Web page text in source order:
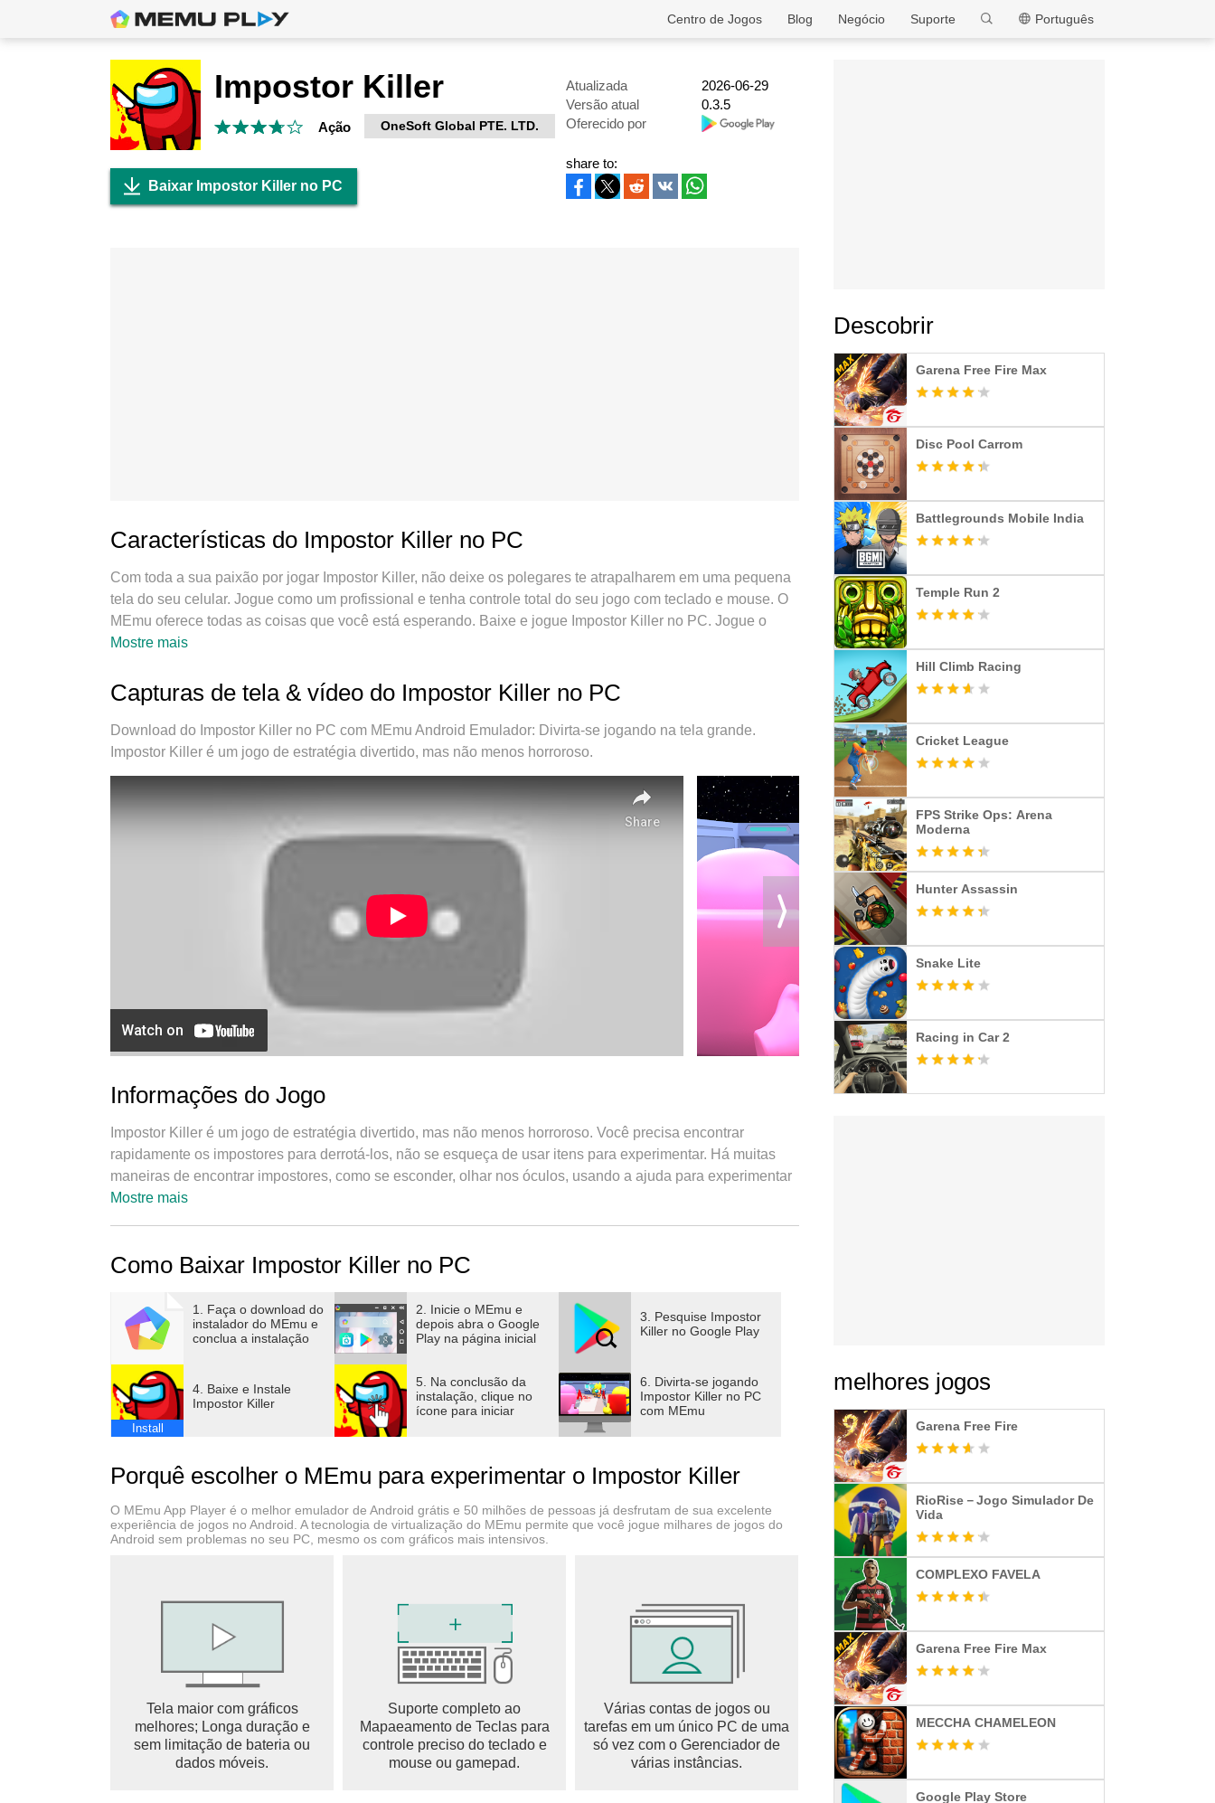
MEmu
Português
Suporte
Negócio
Blog
Centro de Jogos
Impostor Killer
Ação OneSoft Global PTE. LTD.
Atualizada
2026-06-29
Versão atual
0.3.5
Oferecido por
Baixar Impostor Killer no PC
share to:
Características do Impostor Killer no PC
Com toda a sua paixão por jogar Impostor Killer, não deixe os polegares te atrapalharem em uma pequena
tela do seu celular. Jogue como um profissional e tenha controle total do seu jogo com teclado e mouse. O
MEmu oferece todas as coisas que você está esperando. Baixe e jogue Impostor Killer no PC. Jogue o
tempo que quiser, sem mais limitações de bateria, dados móveis e aquelas ligações enquanto estiver
no sistema de mapeamento que faz Impostor Killer um jogo de PC real. Nossa equipe melhorou o
gerenciamento de várias instâncias do Android, reduzindo tempo de reprodução de 2 ou mais contas no
mesmo dispositivo. O mais importante, nosso mecanimos de emulação exclusivo pode liberar todo o
potencial do seu PC sem travamentos, rodando tudo liso. Nós nos preocupamos não apenas com você
joga, mas com todo o processo de desfrutar de 100% do seu jogo favorito.
Mostre mais
Capturas de tela & vídeo do Impostor Killer no PC
Download do Impostor Killer no PC com MEmu Android Emulador: Divirta-se jogando na tela grande.
Impostor Killer é um jogo de estratégia divertido, mas não menos horroroso.
Informações do Jogo
Impostor Killer é um jogo de estratégia divertido, mas não menos horroroso. Você precisa encontrar
rapidamente os impostores para derrotá-los, não se esqueça de usar itens para experimentar. Há muitas
maneiras de encontrar impostores, como se esconder, olhar nos óculos, usando a ajuda para experimentar
o jogo Impostor Killer.
impostor contra outro idêntico para descobrir um novo tipo de traidor! Continue fundindo e reunindo
Baixe Impostor Killer para experimentar conosco agora!
Mostre mais
Como Baixar Impostor Killer no PC
1. Faça o download do
instalador do MEmu e
conclua a instalação
2. Inicie o MEmu e
depois abra o Google
Play na página inicial
3. Pesquise Impostor
Killer no Google Play
Install
4. Baixe e Instale
Impostor Killer
5. Na conclusão da
instalação, clique no
ícone para iniciar
6. Divirta-se jogando
Impostor Killer no PC
com MEmu
Porquê escolher o MEmu para experimentar o Impostor Killer
O MEmu App Player é o melhor emulador de Android grátis e 50 milhões de pessoas já desfrutam de sua excelente
experiência de jogos no Android. A tecnologia de virtualização do MEmu permite que você jogue milhares de jogos do
Android sem problemas no seu PC, mesmo os com gráficos mais intensivos.
Tela maior com gráficos
melhores; Longa duração e
sem limitação de bateria ou
dados móveis.
Suporte completo ao
Mapaeamento de Teclas para
controle preciso do teclado e
mouse ou gamepad.
Várias contas de jogos ou
tarefas em um único PC de uma
só vez com o Gerenciador de
várias instâncias.
Descobrir
Garena Free Fire Max
Disc Pool Carrom
Battlegrounds Mobile India
Temple Run 2
Hill Climb Racing
Cricket League
FPS Strike Ops: Arena
Moderna
Hunter Assassin
Snake Lite
Racing in Car 2
melhores jogos
Garena Free Fire
RioRise－Jogo Simulador De
Vida
COMPLEXO FAVELA
Garena Free Fire Max
MECCHA CHAMELEON
Google Play Store